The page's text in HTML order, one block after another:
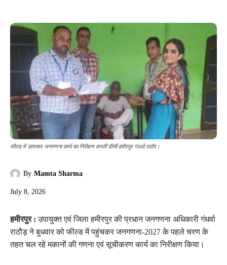
फील्ड में उतरकर जनगणना कार्य का निरीक्षण करतीं डीसी हमीरपुर गंधर्वा राठौर।
By Mamta Sharma
July 8, 2026
हमीरपुर : उपायुक्त एवं जिला हमीरपुर की प्रधान जनगणना अधिकारी गंधर्वा
राठौड़ ने बुधवार को फील्ड में पहुंचकर जनगणना-2027 के पहले चरण के
तहत चल रहे मकानों की गणना एवं सूचीकरण कार्य का निरीक्षण किया।